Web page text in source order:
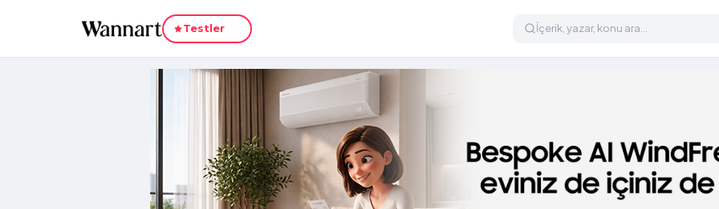
Testler